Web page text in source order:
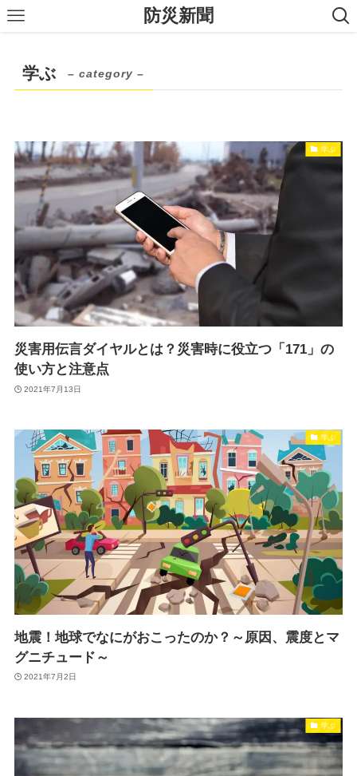
防災新聞
学ぶ – category –
学ぶ
災害用伝言ダイヤルとは？災害時に役立つ「171」の
使い方と注意点
2021年7月13日
学ぶ
地震！地球でなにがおこったのか？～原因、震度とマ
グニチュード～
2021年7月2日
学ぶ